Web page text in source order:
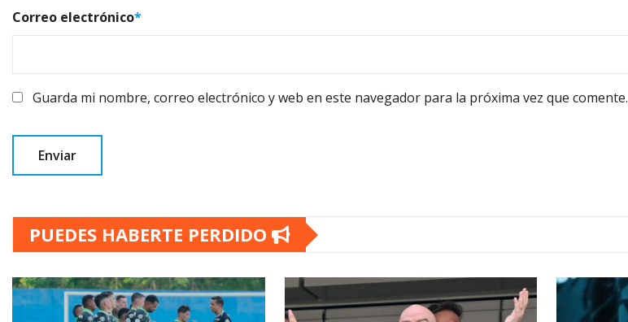
Correo electrónico*
Guarda mi nombre, correo electrónico y web en este navegador para la próxima vez que comente.
PUEDES HABERTE PERDIDO